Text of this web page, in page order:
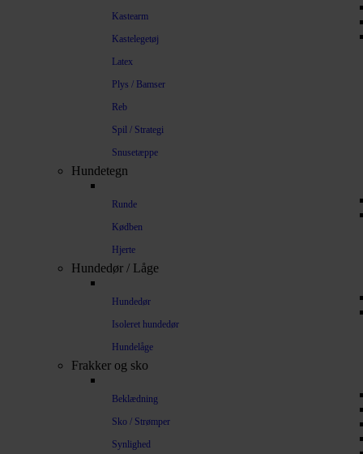
Kastearm
Kastelegetøj
Latex
Plys / Bamser
Reb
Spil / Strategi
Snusetæppe
Hundetegn
Runde
Kødben
Hjerte
Hundedør / Låge
Hundedør
Isoleret hundedør
Hundelåge
Frakker og sko
Beklædning
Sko / Strømper
Synlighed